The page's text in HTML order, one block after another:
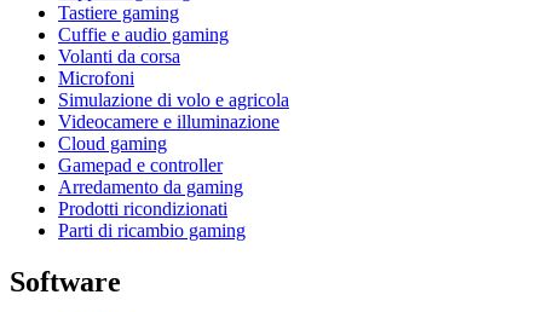
Tastiere gaming
Cuffie e audio gaming
Volanti da corsa
Microfoni
Simulazione di volo e agricola
Videocamere e illuminazione
Cloud gaming
Gamepad e controller
Arredamento da gaming
Prodotti ricondizionati
Parti di ricambio gaming
Software